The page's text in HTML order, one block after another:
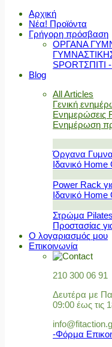
Αρχική
Νέα! Προϊόντα
Γρήγορη πρόσβαση
ΟΡΓΑΝΑ
SPORT
Blog
All Articles
Γενική
Ενημερώσεις
Ενημέρωση
Όργανα
Ιδανικό Home
Power Rack
Ιδανικό Home
Στρώμα
Προστασίας
Ο λογαριασμός μου
Επικοινωνία
210 300 06 91
Δευτέρα με
09:00 έως τις
-Φόρμα